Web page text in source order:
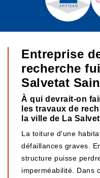
Entreprise
recherche
Salvetat
À qui devrait-on
les travaux de
la ville de La
La toiture d'une
défaillances graves.
structure puisse
imperméabilité. Dans